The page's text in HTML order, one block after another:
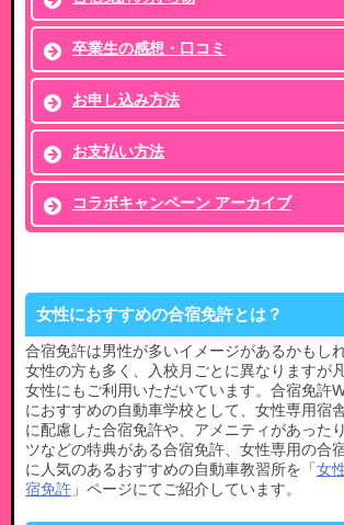
卒業生の感想・口コミ
お申し込み方法
お支払い方法
コラボキャンペーン アーカイブ
女性におすすめの合宿免許とは？
合宿免許は男性が多いイメージがあるかもし
女性の方も多く、入校月ごとに異なりますが
女性にもご利用いただいています。合宿免許
におすすめの自動車学校として、女性専用宿
に配慮した合宿免許や、アメニティがあった
ツなどの特典がある合宿免許、女性専用の合
に人気のあるおすすめの自動車教習所を「女
宿免許 」ページにてご紹介しています。